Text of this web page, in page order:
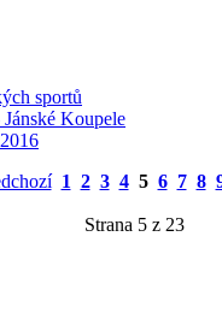
sportů
Koupele
1 2 3 4 5 6 7 8
Strana 5 z 23